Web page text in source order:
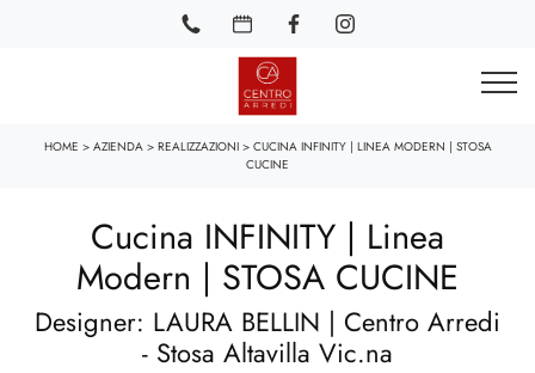
HOME > AZIENDA> REALIZZAZIONI > CUCINA INFINITY | LINEA MODERN | STOSA
CUCINE
Cucina INFINITY | Linea
Modern | STOSA CUCINE
Designer: LAURA BELLIN | Centro Arredi
- Stosa Altavilla Vic.na